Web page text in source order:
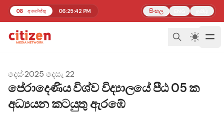
08 අගෝස්තු 06:25:42 PM සිංහල
දෙස්·2025 දෙසැ 22
පේරාදෙණිය විශ්ව විද්‍යාලයේ පීඨ 05 ක
අධ්‍යයන කටයුතු ඇරඹේ